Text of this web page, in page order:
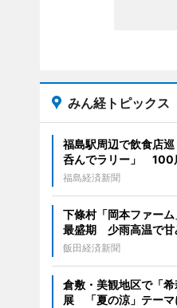
みん経トピックス
福島駅周辺で飲食店巡
呑んでラリー」 100
福島経済新聞
下條村「岡本ファー
最盛期 少雨高温で甘
飯田経済新聞
倉敷・美観地区で「
展 「夏の涼」テーマ